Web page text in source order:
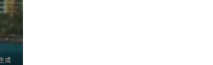
成